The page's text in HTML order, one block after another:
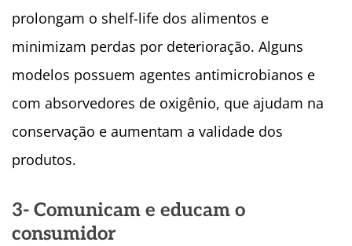
prolongam o shelf-life dos alimentos e
minimizam perdas por deterioração. Alguns
modelos possuem agentes antimicrobianos e
com absorvedores de oxigênio, que ajudam na
conservação e aumentam a validade dos
produtos.
3- Comunicam e educam o
consumidor